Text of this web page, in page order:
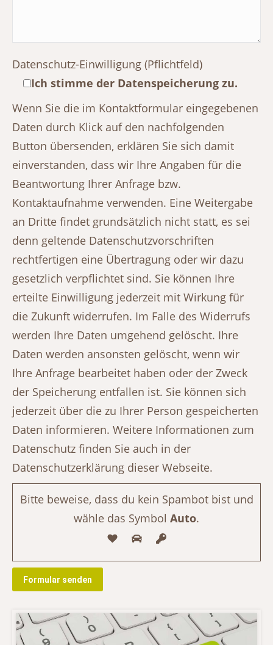
Datenschutz-Einwilligung (Pflichtfeld)
Ich stimme der Datenspeicherung zu.
Wenn Sie die im Kontaktformular eingegebenen
Daten durch Klick auf den nachfolgenden
Button übersenden, erklären Sie sich damit
einverstanden, dass wir Ihre Angaben für die
Beantwortung Ihrer Anfrage bzw.
Kontaktaufnahme verwenden. Eine Weitergabe
an Dritte findet grundsätzlich nicht statt, es sei
denn geltende Datenschutzvorschriften
rechtfertigen eine Übertragung oder wir dazu
gesetzlich verpflichtet sind. Sie können Ihre
erteilte Einwilligung jederzeit mit Wirkung für
die Zukunft widerrufen. Im Falle des Widerrufs
werden Ihre Daten umgehend gelöscht. Ihre
Daten werden ansonsten gelöscht, wenn wir
Ihre Anfrage bearbeitet haben oder der Zweck
der Speicherung entfallen ist. Sie können sich
jederzeit über die zu Ihrer Person gespeicherten
Daten informieren. Weitere Informationen zum
Datenschutz finden Sie auch in der
Datenschutzerklärung dieser Webseite.
Bitte beweise, dass du kein Spambot bist und
wähle das Symbol Auto.